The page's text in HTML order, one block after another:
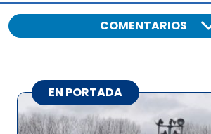
COMENTARIOS
EN PORTADA